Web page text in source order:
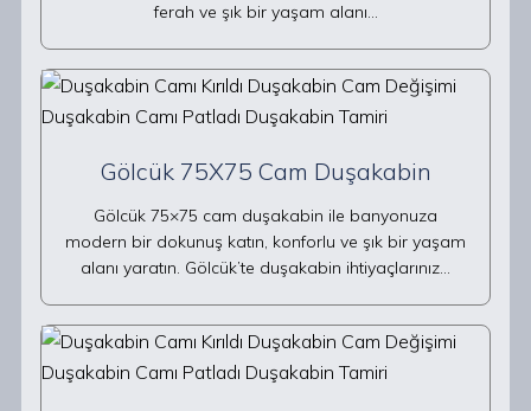
ferah ve şık bir yaşam alanı…
Gölcük 75X75 Cam Duşakabin
Gölcük 75×75 cam duşakabin ile banyonuza
modern bir dokunuş katın, konforlu ve şık bir yaşam
alanı yaratın. Gölcük’te duşakabin ihtiyaçlarınız…